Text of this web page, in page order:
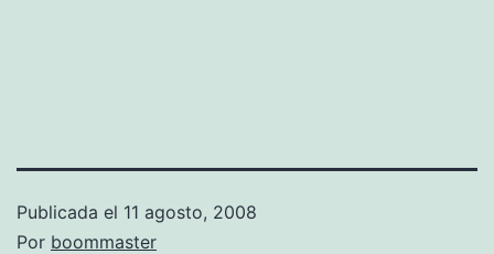
Publicada el 11 agosto, 2008
Por boommaster